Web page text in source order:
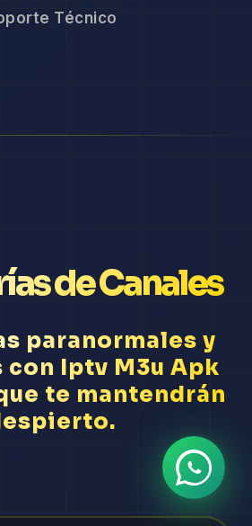
Técnico
de Canales
paranormales y
Iptv M3u Apk
te mantendrán